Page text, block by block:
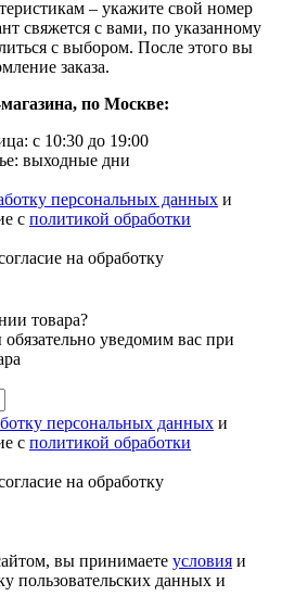
– укажите свой номер
свяжется с вами, по указанному
с выбором. После этого вы
заказа.
по Москве:
с 10:30 до 19:00
выходные дни
персональных данных и
с политикой обработки
на обработку
товара?
уведомим вас при
персональных данных и
с политикой обработки
на обработку
вы принимаете условия и
пользовательских данных и